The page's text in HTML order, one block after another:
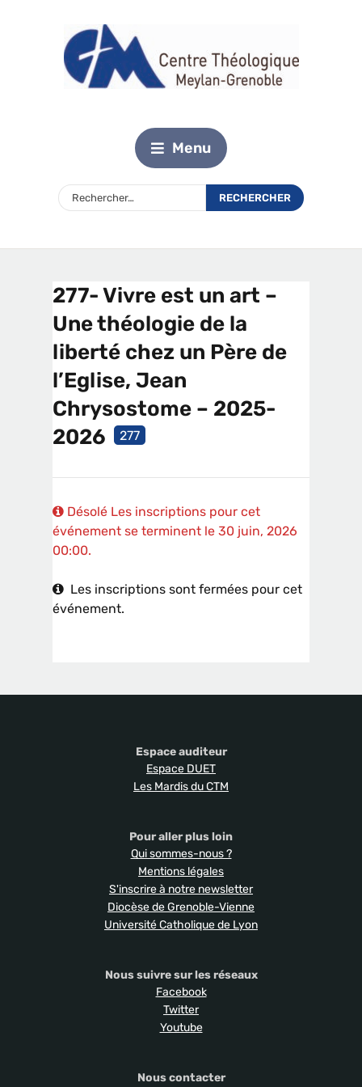
Menu
277- Vivre est un art –
Une théologie de la
liberté chez un Père de
l’Eglise, Jean
Chrysostome – 2025-
2026
277
Désolé Les inscriptions pour cet
événement se terminent le 30 juin, 2026
00:00.
Les inscriptions sont fermées pour cet
événement.
Espace auditeur
Espace DUET
Les Mardis du CTM
Pour aller plus loin
Qui sommes-nous ?
Mentions légales
S'inscrire à notre newsletter
Diocèse de Grenoble-Vienne
Université Catholique de Lyon
Nous suivre sur les réseaux
Facebook
Twitter
Youtube
Nous contacter